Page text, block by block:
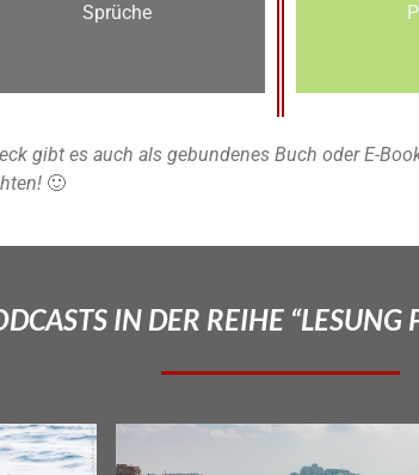
Sprüche
gibt es auch als gebundenes Buch oder E-
🙂
IN DER REIHE “LESUNG